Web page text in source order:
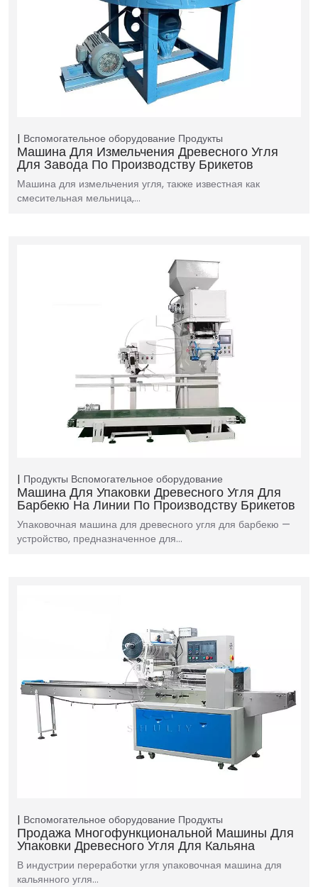
Вспомогательное оборудование Продукты
Машина Для Измельчения Древесного Угля
Для Завода По Производству Брикетов
Машина для измельчения угля, также известная как
смесительная мельница,…
Продукты Вспомогательное оборудование
Машина Для Упаковки Древесного Угля Для
Барбекю На Линии По Производству Брикетов
Упаковочная машина для древесного угля для барбекю —
устройство, предназначенное для…
Вспомогательное оборудование Продукты
Продажа Многофункциональной Машины Для
Упаковки Древесного Угля Для Кальяна
В индустрии переработки угля упаковочная машина для
кальянного угля…